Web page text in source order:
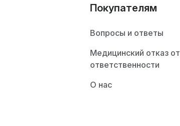
Покупателям
Вопросы и ответы
Медицинский отказ от
ответственности
О нас